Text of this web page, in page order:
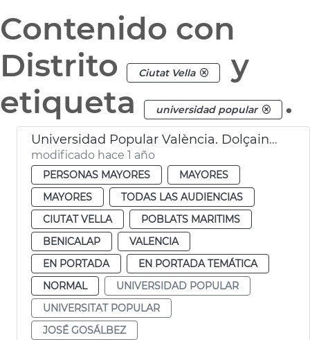
Contenido con
Distrito
Ciutat Vella
y
etiqueta
universidad popular .
Universidad Popular València. Dolçaina i tabalet
modificado hace 1 año
PERSONAS MAYORES
MAYORES
MAYORES
TODAS LAS AUDIENCIAS
CIUTAT VELLA
POBLATS MARITIMS
BENICALAP
VALENCIA
EN PORTADA
EN PORTADA TEMÁTICA
NORMAL
UNIVERSIDAD POPULAR
UNIVERSITAT POPULAR
JOSÉ GOSÁLBEZ